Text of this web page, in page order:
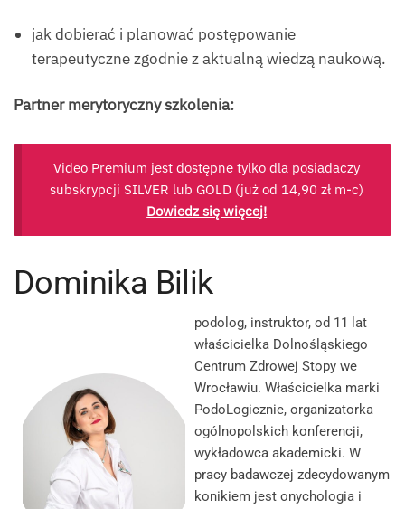
jak dobierać i planować postępowanie
terapeutyczne zgodnie z aktualną wiedzą naukową.
Partner merytoryczny szkolenia:
Video Premium jest dostępne tylko dla posiadaczy
subskrypcji SILVER lub GOLD (już od 14,90zł m-c)
Dowiedz się więcej!
Dominika Bilik
podolog, instruktor, od 11 lat
właścicielka Dolnośląskiego
Centrum Zdrowej Stopy we
Wrocławiu. Właścicielka marki
PodoLogicznie, organizatorka
ogólnopolskich konferencji,
wykładowca akademicki. W
pracy badawczej zdecydowanym
konikiem jest onychologia i